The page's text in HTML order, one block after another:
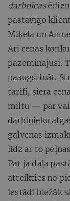
darbnīcas
pastāvīgo
Miķeļa un
Arī cenas
pazeminājusi.
paaugstināt.
tarifi, siera
miltu — par
darbinieku
galvenās
līdz ar to
Pat ja daļa
atteikties no
iestādi biežāk